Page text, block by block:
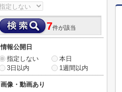
7件が該当
情報公開日
指定しない
本日
3日以内
1週間以内
画像・動画あり